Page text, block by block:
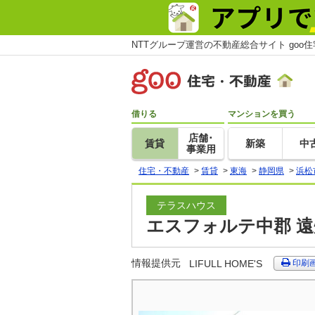
NTTグループ運営の不動産総合サイト goo
借りる
賃貸
店舗･
事業用
マンションを買う
新築 中
住宅・不動産 > 賃貸 > 東海 > 静岡県 > 浜松
テラスハウス
エスフォルテ中郡
情報提供元 LIFULL HOME'S 印刷